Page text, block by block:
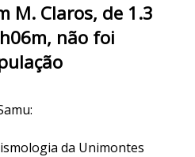
M. Claros, de 1.3
não foi
da Unimontes